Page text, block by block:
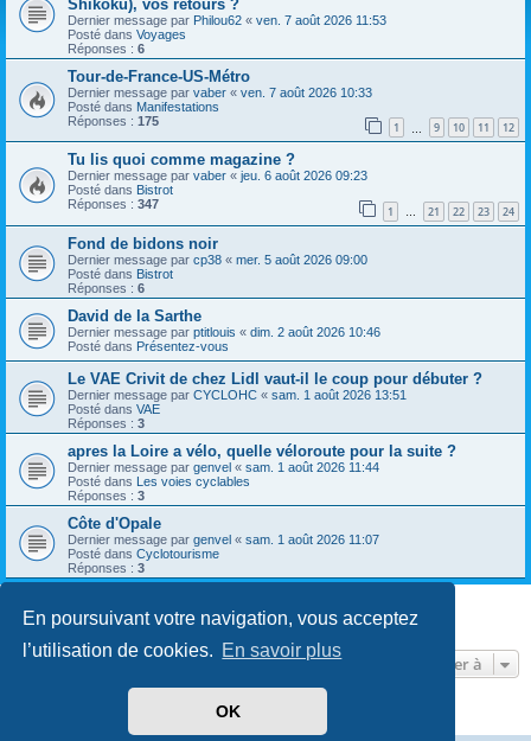
En poursuivant votre navigation, vous acceptez
l’utilisation de cookies. En savoir plus
OK
Shikoku), vos retours ?
Dernier message par Philou62 « ven. 7 août 2026 11:53
Posté dans Voyages
Réponses : 6
Tour-de-France-US-Métro
Dernier message par vaber « ven. 7 août 2026 10:33
Posté dans Manifestations
Réponses : 175 1 9 10 11 12
Tu lis quoi comme magazine ?
Dernier message par vaber « jeu. 6 août 2026 09:23
Posté dans Bistrot
Réponses : 347 1 … 21 22 23 24
Fond de bidons noir
Dernier message par cp38 « mer. 5 août 2026 09:00
Posté dans Bistrot
Réponses : 6
David de la Sarthe
Dernier message par ptitlouis « dim. 2 août 2026 10:46
Posté dans Présentez-vous
Le VAE Crivit de chez Lidl vaut-il le coup pour débuter ?
Dernier message par CYCLOHC « sam. 1 août 2026 13:51
Posté dans VAE
Réponses : 3
apres la Loire a vélo, quelle véloroute pour la suite ?
Dernier message par genvel « sam. 1 août 2026 11:44
Posté dans Les voies cyclables
Réponses : 3
Côte d'Opale
Dernier message par genvel « sam. 1 août 2026 11:07
Posté dans Cyclotourisme
Réponses : 3
8 résultats trouvés • Page1sur1
Aller à
phpBB ® Forum Software © phpBB Limited
phpBB-fr.com